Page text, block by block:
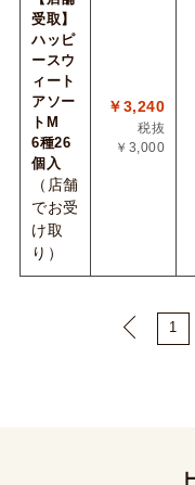
受取】
ハッピ
ースウ
ィート
アソー
トM
6種26
個入
（店舗
でお受
け取
り）
￥3,240
税抜
￥3,000
1